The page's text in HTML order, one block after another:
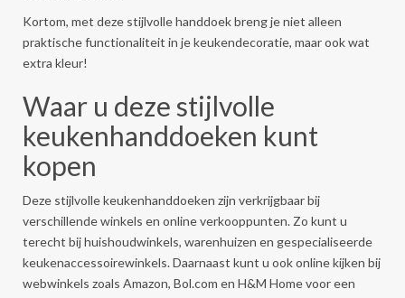
Kortom, met deze stijlvolle handdoek breng je niet alleen
praktische functionaliteit in je keukendecoratie, maar ook wat
extra kleur!
Waar u deze stijlvolle
keukenhanddoeken kunt
kopen
Deze stijlvolle keukenhanddoeken zijn verkrijgbaar bij
verschillende winkels en online verkooppunten. Zo kunt u
terecht bij huishoudwinkels, warenhuizen en gespecialiseerde
keukenaccessoirewinkels. Daarnaast kunt u ook online kijken bij
webwinkels zoals Amazon, Bol.com en H&M Home voor een